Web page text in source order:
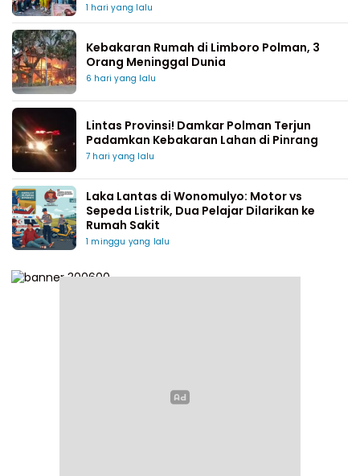
1 hari yang lalu
Kebakaran Rumah di Limboro Polman, 3
Orang Meninggal Dunia
6 hari yang lalu
Lintas Provinsi! Damkar Polman Terjun
Padamkan Kebakaran Lahan di Pinrang
7 hari yang lalu
Laka Lantas di Wonomulyo: Motor vs
Sepeda Listrik, Dua Pelajar Dilarikan ke
Rumah Sakit
1 minggu yang lalu